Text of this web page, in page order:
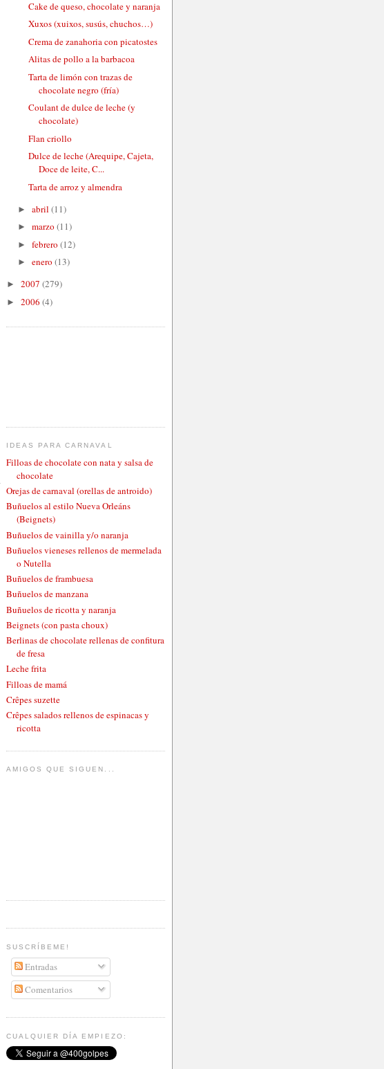
Cake de queso, chocolate y naranja
Xuxos (xuixos, susús, chuchos…)
Crema de zanahoria con picatostes
Alitas de pollo a la barbacoa
Tarta de limón con trazas de
chocolate negro (fría)
Coulant de dulce de leche (y
chocolate)
Flan criollo
Dulce de leche (Arequipe, Cajeta,
Doce de leite, C...
Tarta de arroz y almendra
► abril (11)
► marzo (11)
► febrero (12)
► enero (13)
► 2007 (279)
► 2006 (4)
IDEAS PARA CARNAVAL
Filloas de chocolate con nata y salsa de
chocolate
Orejas de carnaval (orellas de antroido)
Buñuelos al estilo Nueva Orleáns
(Beignets)
Buñuelos de vainilla y/o naranja
Buñuelos vieneses rellenos de mermelada
o Nutella
Buñuelos de frambuesa
Buñuelos de manzana
Buñuelos de ricotta y naranja
Beignets (con pasta choux)
Berlinas de chocolate rellenas de confitura
de fresa
Leche frita
Filloas de mamá
Crêpes suzette
Crêpes salados rellenos de espinacas y
ricotta
AMIGOS QUE SIGUEN...
SUSCRÍBEME!
Entradas
Comentarios
CUALQUIER DÍA EMPIEZO: